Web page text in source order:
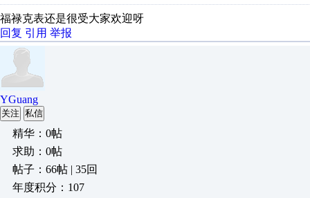
福禄克表还是很受大家欢迎呀
回复 引用 举报
YGuang
关注 私信
精华：0帖
求助：0帖
帖子：66帖 | 35回
年度积分：107